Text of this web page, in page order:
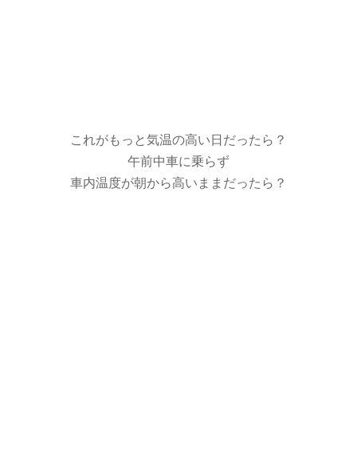
これがもっと気温の高い日だったら？
午前中車に乗らず
車内温度が朝から高いままだったら？